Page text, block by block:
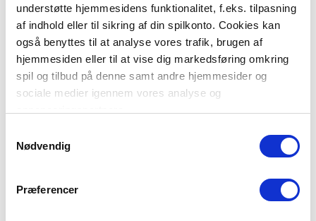
understøtte hjemmesidens funktionalitet, f.eks. tilpasning
af indhold eller til sikring af din spilkonto. Cookies kan
også benyttes til at analyse vores trafik, brugen af
hjemmesiden eller til at vise dig markedsføring omkring
spil og tilbud på denne samt andre hjemmesider og
sociale medier igennem vores analyse og
Du kan læse mere om vores brug af cookies under
"Detaljer" eller ved at klikke videre til vores Cookiepolitik,
Nødvendig
Præferencer